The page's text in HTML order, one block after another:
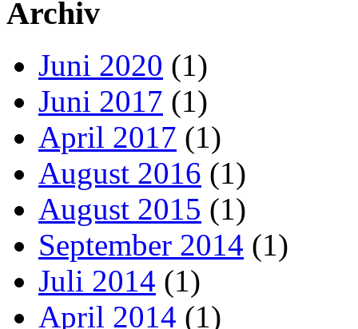
Archiv
Juni 2020 (1)
Juni 2017 (1)
April 2017 (1)
August 2016 (1)
August 2015 (1)
September 2014 (1)
Juli 2014 (1)
April 2014 (1)